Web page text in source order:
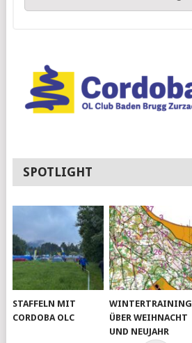
SPOTLIGHT
STAFFELN MIT
CORDOBA OLC
WINTERTRAINING
ÜBER WEIHNACHT
UND NEUJAHR